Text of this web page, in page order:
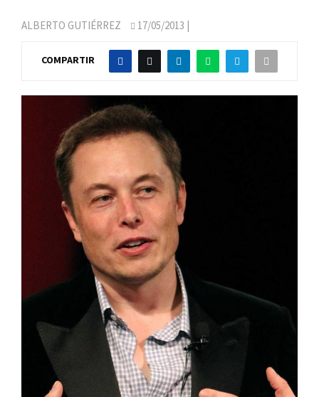
ALBERTO GUTIÉRREZ 17/05/2013 |
COMPARTIR